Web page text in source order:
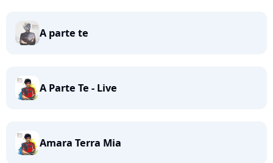
A parte te
A Parte Te - Live
Amara Terra Mia